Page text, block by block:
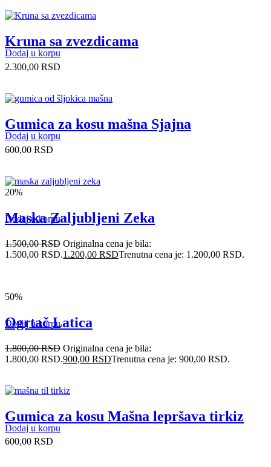
Dodaj u korpu
Kruna sa zvezdicama
2.300,00 RSD
Dodaj u korpu
Gumica za kosu mašna Sjajna
600,00 RSD
Dodaj u korpu
20%
Maska Zaljubljeni Zeka
1.500,00RSD Originalna cena je bila:
1.500,00 RSD.1.200,00 RSDTrenutna cena je: 1.200,00 RSD.
Dodaj u korpu
50%
Ogrtač Latica
1.800,00RSD Originalna cena je bila:
1.800,00 RSD.900,00 RSDTrenutna cena je: 900,00 RSD.
Dodaj u korpu
Gumica za kosu Mašna lepršava tirkiz
600,00 RSD